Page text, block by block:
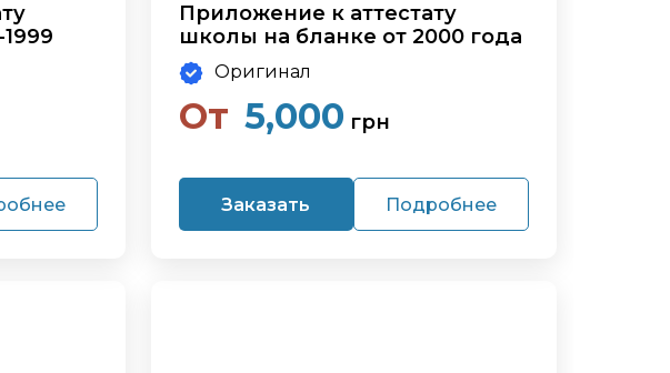
Приложение к аттестату
школы на бланке от 2000 года
Оригинал
От 5,000 грн
Заказать Подробнее